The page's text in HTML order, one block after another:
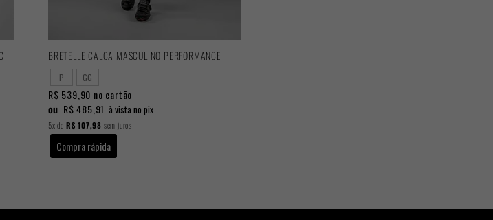
BRETELLE CALCA MASCULINO PERFORMANCE
P GG
R$ 539,90 no cartão
ou R$ 485,91 à vista no pix
5xde R$ 107,98 sem juros
Compra rápida